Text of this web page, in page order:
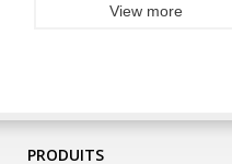
View more
PRODUITS